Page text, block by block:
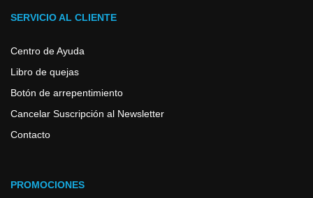
SERVICIO AL CLIENTE
Centro de Ayuda
Libro de quejas
Botón de arrepentimiento
Cancelar Suscripción al Newsletter
Contacto
PROMOCIONES